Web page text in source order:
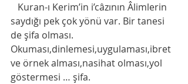
saydığı pek çok yönü var. Bir tanesi
de şifa olması.
Okuması,dinlemesi,uygulaması,ibret
ve örnek alması,nasihat olması,yol
göstermesi … şifa.